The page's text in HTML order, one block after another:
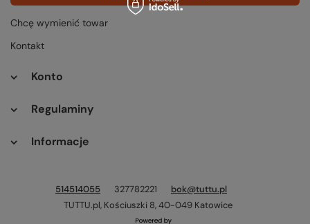
Chcę wymienić towar
Kontakt
Konto
Regulaminy
Informacje
514514055 327782221
bok@tuttu.pl
TUTTU.pl, Kościuszki 8,40-049 Katowice